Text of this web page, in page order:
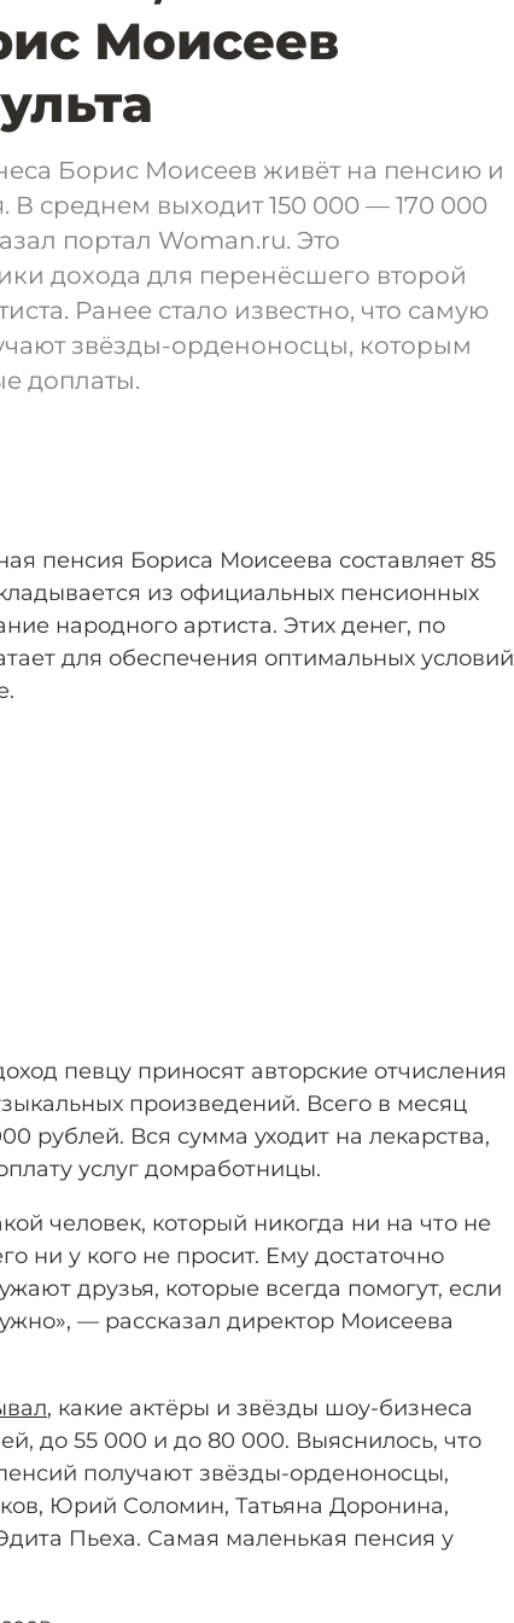
Моисеев
Борис Моисеев живёт на пенсию и
В среднем выходит 150 000 — 170 000
портал Woman.ru. Это
дохода для перенёсшего второй
Ранее стало известно, что самую
звёзды-орденоносцы, которым
доплаты.
пенсия Бориса Моисеева составляет 85
из официальных пенсионных
народного артиста. Этих денег, по
для обеспечения оптимальных условий
певцу приносят авторские отчисления
произведений. Всего в месяц
рублей. Вся сумма уходит на лекарства,
услуг домработницы.
человек, который никогда ни на что не
ни у кого не просит. Ему достаточно
друзья, которые всегда помогут, если
— рассказал директор Моисеева
, какие актёры и звёзды шоу-бизнеса
до 55 000 и до 80 000. Выяснилось, что
получают звёзды-орденоносцы,
Юрий Соломин, Татьяна Доронина,
Пьеха. Самая маленькая пенсия у